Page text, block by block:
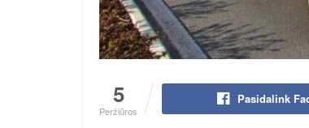
5
Peržiūros
Pasidalink